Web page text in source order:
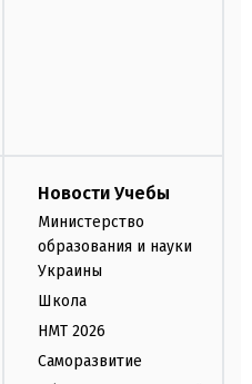
Новости Учебы
Министерство
образования и науки
Украины
Школа
НМТ 2026
Саморазвитие